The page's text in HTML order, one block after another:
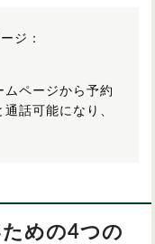
ジ：
ページから予約
話可能になり、
めの4つの